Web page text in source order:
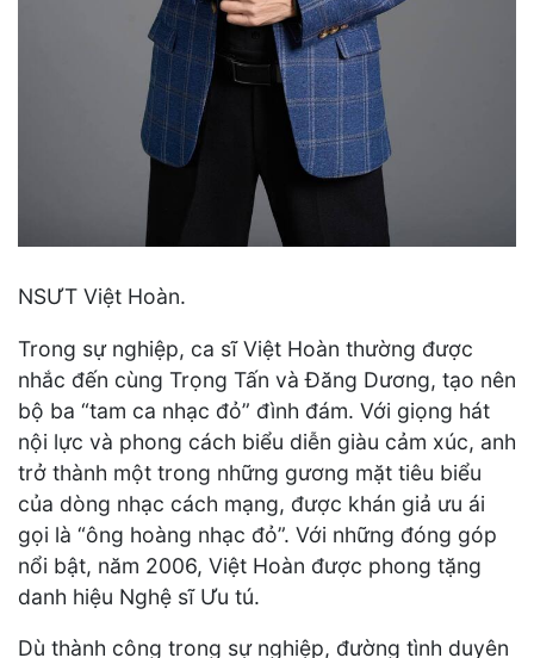
NSƯT Việt Hoàn.
Trong sự nghiệp, ca sĩ Việt Hoàn thường được
nhắc đến cùng Trọng Tấn và Đăng Dương, tạo nên
bộ ba “tam ca nhạc đỏ” đình đám. Với giọng hát
nội lực và phong cách biểu diễn giàu cảm xúc, anh
trở thành một trong những gương mặt tiêu biểu
của dòng nhạc cách mạng, được khán giả ưu ái
gọi là “ông hoàng nhạc đỏ”. Với những đóng góp
nổi bật, năm 2006, Việt Hoàn được phong tặng
danh hiệu Nghệ sĩ Ưu tú.
Dù thành công trong sự nghiệp, đường tình duyên